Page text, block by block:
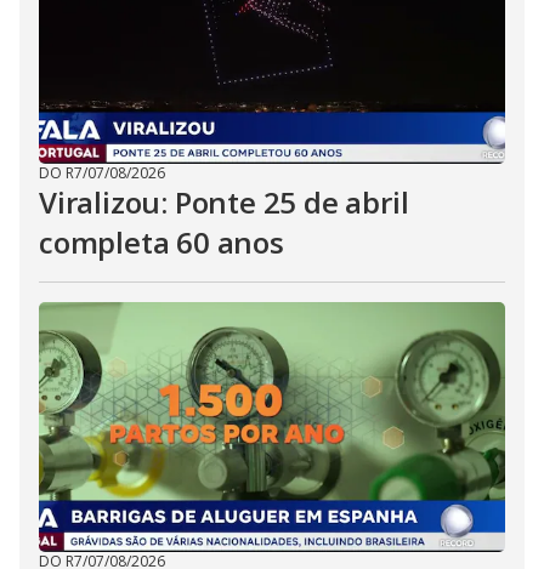
DO R7/07/08/2026
Viralizou: Ponte 25 de abril
completa 60 anos
DO R7/07/08/2026